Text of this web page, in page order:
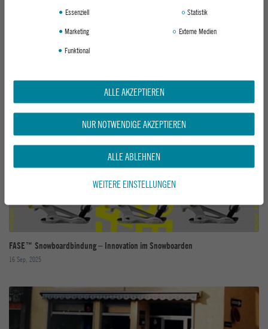
CLEW Bindung – Step-In Snowboardkomfort
FASE™ Snowboardbindung – Innovation im Snowboarden
16 Sep, 2025
Essenziell
Statistik
Marketing
Externe Medien
Funktional
ALLE AKZEPTIEREN
NUR NOTWENDIGE AKZEPTIEREN
ALLE ABLEHNEN
WEITERE EINSTELLUNGEN